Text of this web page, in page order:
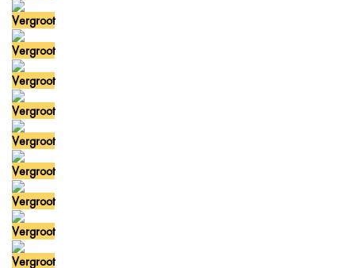
Vergroot
Vergroot
Vergroot
Vergroot
Vergroot
Vergroot
Vergroot
Vergroot
Vergroot